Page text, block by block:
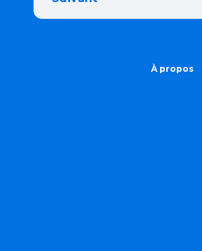
À propos